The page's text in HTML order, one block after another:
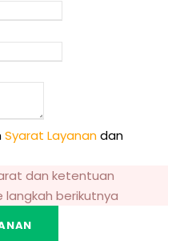
Syarat Layanandan
dan ketentuan
langkah berikutnya